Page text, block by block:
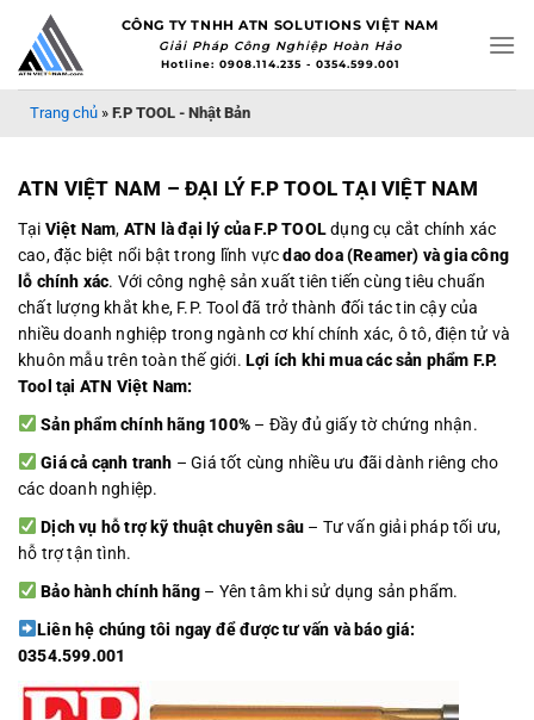
qua
nội
dung
CÔNG TY TNHH ATN SOLUTIONS VIỆT NAM
Giải Pháp Công Nghiệp Hoàn Hảo
Hotline: 0908.114.235 - 0354.599.001
Trang chủ » F.P TOOL - Nhật Bản
ATN VIỆT NAM – ĐẠI LÝ F.P TOOL TẠI VIỆT NAM
Tại Việt Nam, ATN là đại lý của F.P TOOLdụng cụ cắt chính xác
cao, đặc biệt nổi bật trong lĩnh vựcdao doa (Reamer) và gia công
lỗ chính xác. Với công nghệ sản xuất tiên tiến cùng tiêu chuẩn
chất lượng khắt khe, F.P. Tool đã trở thành đối tác tin cậy của
nhiều doanh nghiệp trong ngành cơ khí chính xác, ô tô, điện tử và
khuôn mẫu trên toàn thế giới. Lợi ích khi mua các sản phẩm F.P.
Tool tại ATN Việt Nam:
Sản phẩm chính hãng 100%– Đầy đủ giấy tờ chứng nhận.
Giá cả cạnh tranh – Giá tốt cùng nhiều ưu đãi dành riêng cho
các doanh nghiệp.
Dịch vụ hỗ trợ kỹ thuật chuyên sâu– Tư vấn giải pháp tối ưu,
hỗ trợ tận tình.
Bảo hành chính hãng– Yên tâm khi sử dụng sản phẩm.
Liên hệ chúng tôi ngay để được tư vấn và báo giá:
0354.599.001